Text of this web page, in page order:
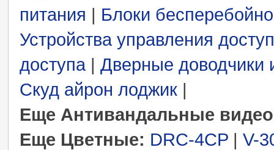
питания | Блоки
Устройства управления
доступа| Дверные доводчики
Скуд айрон лоджик |
Еще Антивандальные
Еще Цветные: DRC-4CP | V-